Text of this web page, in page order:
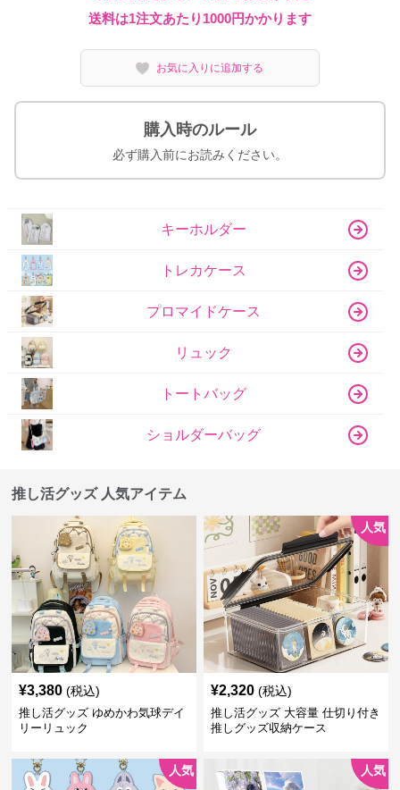
送料は1注文あたり 1000円かかります
お気に入りに追加する
購入時のルール
必ず購入前にお読みください。
キーホルダー
トレカケース
プロマイドケース
リュック
トートバッグ
ショルダーバッグ
推し活グッズ 人気アイテム
¥3,380 (税込)
推し活グッズ ゆめかわ気球デイ
リーリュック
人気
¥2,320 (税込)
推し活グッズ 大容量 仕切り付き
推しグッズ収納ケース
人気 人気